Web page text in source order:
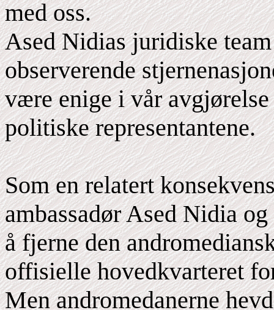
med oss.
Ased Nidias juridiske
observerende
være enige i vår
politiske representantene.
Som en relatert
ambassadør Ased Nidia
å fjerne den
offisielle hovedkvarteret
Men andromedanerne